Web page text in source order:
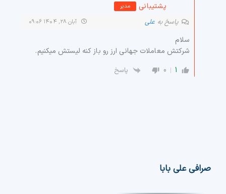
پشتیبانی مدیر
پاسخ به علی آبان ۲۸, ۱۴۰۴ ۰۹:۰۶
سلام
شرکتش معاملات جهانی ارز رو باز کنه لیستش میکنیم.
1
0 پاسخ
صرافی علی بابا